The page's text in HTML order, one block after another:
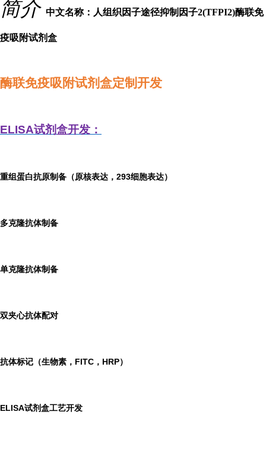
简介 中文名称：人组织因子途径抑制因子2(TFPI2)酶联免
疫吸附试剂盒
酶联免疫吸附试剂盒定制开发
ELISA试剂盒开发：
重组蛋白抗原制备（原核表达，293细胞表达）
多克隆抗体制备
单克隆抗体制备
双夹心抗体配对
抗体标记（生物素，FITC，HRP）
ELISA试剂盒工艺开发